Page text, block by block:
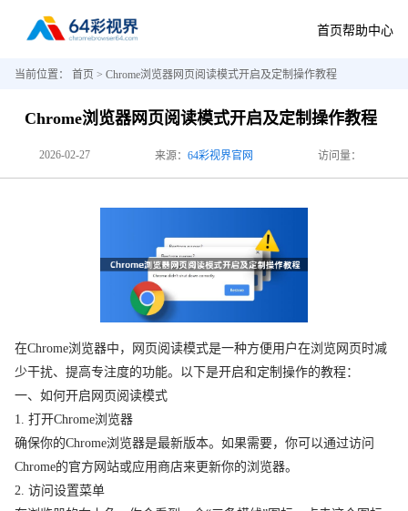
首页帮助中心
当前位置： 首页 > Chrome浏览器网页阅读模式开启及定制操作教程
Chrome浏览器网页阅读模式开启及定制操作教程
2026-02-27 来源： 64彩视界官网 访问量：
在Chrome浏览器中，网页阅读模式是一种方便用户在浏览网页时减
少干扰、提高专注度的功能。以下是开启和定制操作的教程：
一、如何开启网页阅读模式
1. 打开Chrome浏览器
确保你的Chrome浏览器是最新版本。如果需要，你可以通过访问
Chrome的官方网站或应用商店来更新你的浏览器。
2. 访问设置菜单